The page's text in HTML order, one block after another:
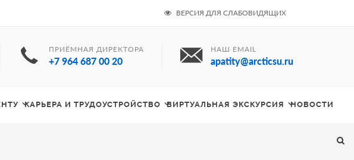
ВЕРСИЯ ДЛЯ СЛАБОВИДЯЩИХ
ПРИЁМНАЯ ДИРЕКТОРА
+7 964 687 00 20
НАШ EMAIL
apatity@arcticsu.ru
КАРЬЕРА И ТРУДОУСТРОЙСТВО ВИРТУАЛЬНАЯ ЭКСКУРСИЯ НОВОСТИ